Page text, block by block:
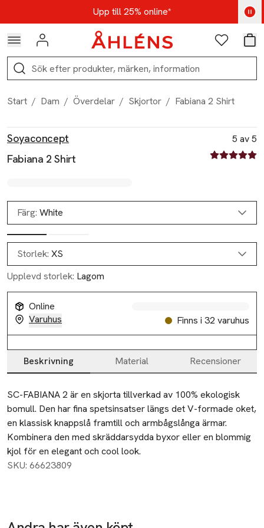
Hoppa till navigationsmenynUpp till 25% online*
Kod: AUG25 - Shoppa nu
Logga in Favoriter
Sök
Start / Dam / Överdelar / Skjortor / Fabiana 2 Shirt
Soyaconcept
Fabiana 2 Shirt
5 av 5
5 av fem
Färg: White
Storlek: XS
Upplevd storlek: Lagom
Online
Varuhus
Finns i 32 varuhus
Beskrivning Material Recensioner
Beskrivning
SC-FABIANA 2 är en skjorta tillverkad av 100% ekologisk
bomull. Den har fina spetsinsatser längs det V-formade oket,
en klassisk knappslå framtill och armbågslånga ärmar.
Kombinera den med skräddarsydda byxor eller en blommig
kjol för en elegant och cool look.
SKU: 66623809